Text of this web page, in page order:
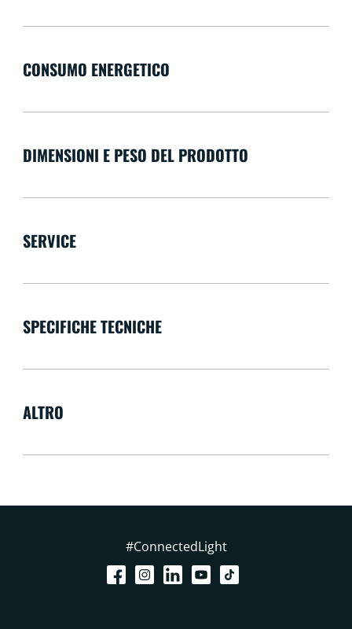
CONSUMO ENERGETICO
DIMENSIONI E PESO DEL PRODOTTO
SERVICE
SPECIFICHE TECNICHE
ALTRO
#ConnectedLight